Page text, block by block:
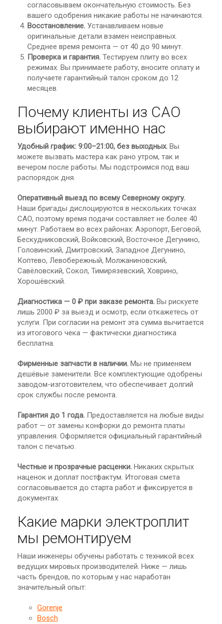
согласовываем окончательную стоимость. Без
вашего одобрения никакие работы не начинаются.
Восстановление. Устанавливаем новые
оригинальные детали взамен неисправных.
Среднее время ремонта — от 40 до 90 минут.
Проверка и гарантия. Тестируем плиту во всех
режимах. Вы принимаете работу, вносите оплату и
получаете гарантийный талон сроком до 12
месяцев.
Почему клиенты из САО
выбирают именно нас
Удобный график: 9:00–21:00, без выходных. Вы
можете вызвать мастера как рано утром, так и
вечером после работы. Мы подстроимся под ваш
распорядок дня.
Оперативный выезд по всему Северному округу.
Наши бригады дислоцируются в нескольких точках
САО, поэтому время подачи составляет не более 40
минут. Работаем во всех районах: Аэропорт, Беговой,
Бескудниковский, Войковский, Восточное Дегунино,
Головинский, Дмитровский, Западное Дегунино,
Коптево, Левобережный, Молжаниновский,
Савёловский, Сокол, Тимирязевский, Ховрино,
Хорошёвский.
Диагностика — 0 ₽ при заказе ремонта. Вы рискуете
лишь 2000 ₽ за выезд и осмотр, если откажетесь от
услуги. При согласии на ремонт эта сумма вычитается
из итогового чека — фактически диагностика
бесплатна.
Фирменные запчасти в наличии. Мы не применяем
дешёвые заменители. Все комплектующие одобрены
заводом-изготовителем, что обеспечивает долгий
срок службы после ремонта.
Гарантия до 1 года. Предоставляется на любые виды
работ — от замены конфорки до ремонта платы
управления. Оформляется официальный гарантийный
талон с печатью.
Честные и прозрачные расценки. Никаких скрытых
наценок и доплат постфактум. Итоговая смета
согласовывается до старта работ и фиксируется в
документах.
Какие марки электроплит
мы ремонтируем
Наши инженеры обучены работать с техникой всех
ведущих мировых производителей. Ниже — лишь
часть брендов, по которым у нас наработан
значительный опыт:
Gorenje
Bosch